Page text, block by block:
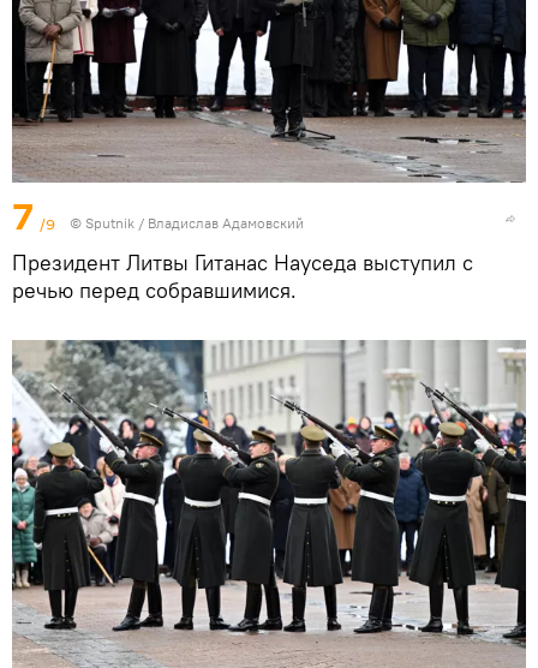
7 /9 © Sputnik / Владислав Адамовский
Президент Литвы Гитанас Науседа выступил с
речью перед собравшимися.